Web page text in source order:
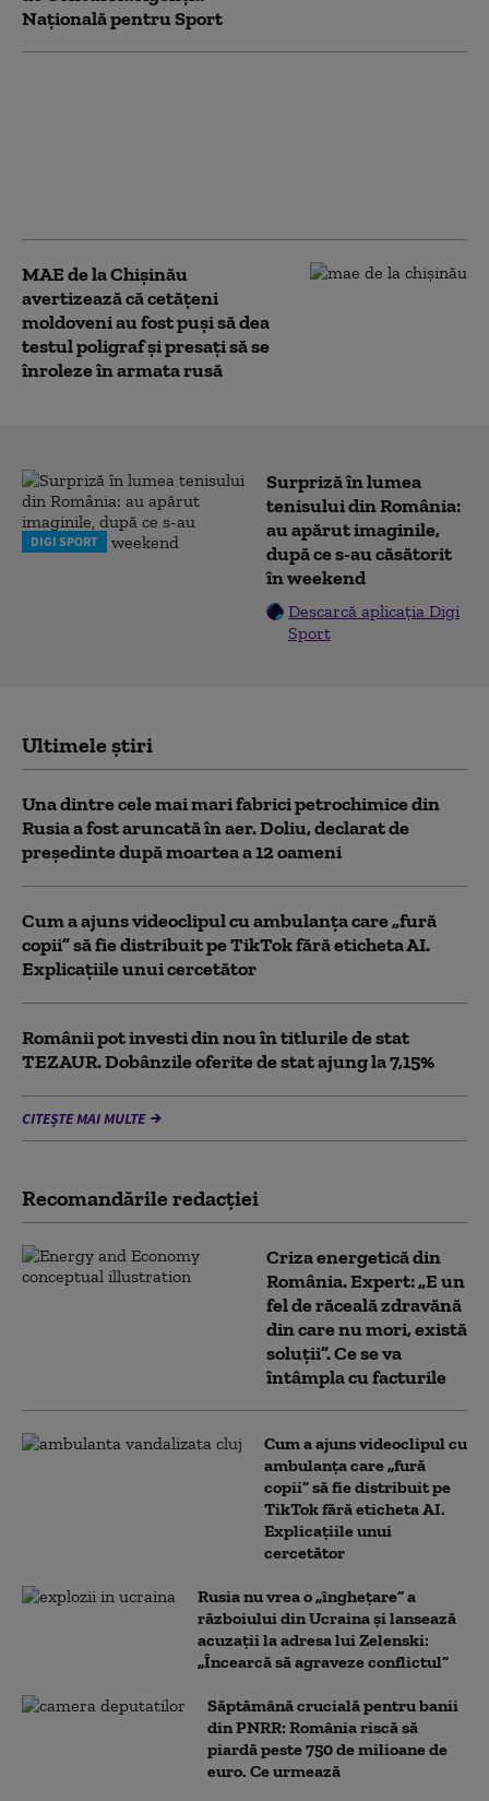
Națională pentru Sport
MAE de la Chișinău
avertizează că cetăţeni
moldoveni au fost puşi să dea
testul poligraf şi presaţi să se
înroleze în armata rusă
DIGI SPORT
Surpriză în lumea
tenisului din România:
au apărut imaginile,
după ce s-au căsătorit
în weekend
Descarcă aplicația Digi
Sport
Ultimele știri
Una dintre cele mai mari fabrici petrochimice din
Rusia a fost aruncată în aer. Doliu, declarat de
președinte după moartea a 12 oameni
Cum a ajuns videoclipul cu ambulanța care „fură
copii” să fie distribuit pe TikTok fără eticheta AI.
Explicațiile unui cercetător
Românii pot investi din nou în titlurile de stat
TEZAUR. Dobânzile oferite de stat ajung la 7,15%
CITEȘTE MAI MULTE
Recomandările redacţiei
Criza energetică din
România. Expert: „E un
fel de răceală zdravănă
din care nu mori, există
soluții”. Ce se va
întâmpla cu facturile
Cum a ajuns videoclipul cu
ambulanța care „fură
copii” să fie distribuit pe
TikTok fără eticheta AI.
Explicațiile unui
cercetător
Rusia nu vrea o „înghețare” a
războiului din Ucraina și lansează
acuzații la adresa lui Zelenski:
„Încearcă să agraveze conflictul”
Săptămână crucială pentru banii
din PNRR: România riscă să
piardă peste 750 de milioane de
euro. Ce urmează